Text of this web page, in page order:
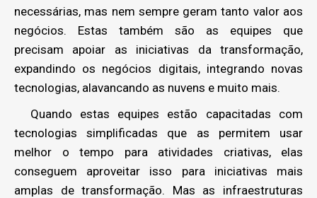
necessárias, mas nem sempre geram tanto valor aos
negócios. Estas também são as equipes que
precisam apoiar as iniciativas da transformação,
expandindo os negócios digitais, integrando novas
tecnologias, alavancando as nuvens e muito mais.
Quando estas equipes estão capacitadas com
tecnologias simplificadas que as permitem usar
melhor o tempo para atividades criativas, elas
conseguem aproveitar isso para iniciativas mais
amplas de transformação. Mas as infraestruturas